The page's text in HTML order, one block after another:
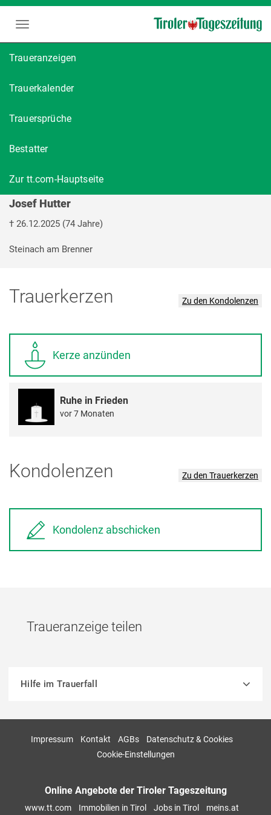
Traueranzeigen
Trauerkalender
Trauersprüche
Bestatter
Zur tt.com-Hauptseite
Josef Hutter
† 26.12.2025 (74 Jahre)
Steinach am Brenner
Trauerkerzen Zu den Kondolenzen
Kerze anzünden
Ruhe in Frieden
vor 7 Monaten
Kondolenzen Zu den Trauerkerzen
Kondolenz abschicken
Traueranzeige teilen
Hilfe im Trauerfall
Impressum Kontakt AGBs
Datenschutz & Cookies
Cookie-Einstellungen
Online Angebote der Tiroler Tageszeitung
www.tt.com Immobilien in Tirol Jobs in Tirol meins.at